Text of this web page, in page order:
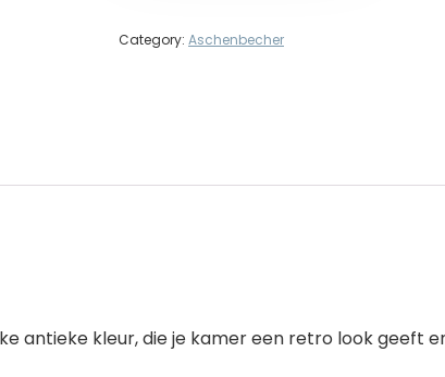
Category: Aschenbecher
antieke kleur, die je kamer een retro look geeft